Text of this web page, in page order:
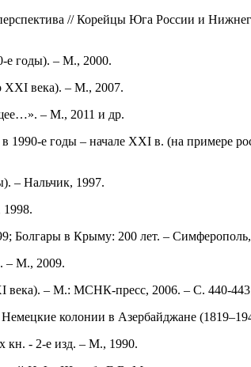
// Корейцы Юга России и
е годы). – М., 2000.
ХХI века). – М., 2007.
– М., 2011 и др.
е годы – начале ХХI в. (на примере
– Нальчик, 1997.
в Крыму: 200 лет. – Симферополь,
– М., 2009.
века). – М.: МСНК-пресс, 2006. – С. 440-
колонии в Азербайджане
кн. - 2-е изд. – М., 1990.